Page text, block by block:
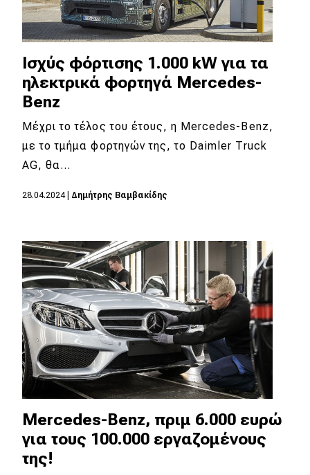
Αποστολή
Συγκρίνουμε
Αγώνες
Formula 1
WRC
Νέα
Τεχνολογία
Mobility
Σταθμοί φόρτισης
Classic
Νέα
Παρουσιάσεις
Iσχύς φόρτισης 1.000 kW για τα
ηλεκτρικά φορτηγά Mercedes-
Benz
Μέχρι το τέλος του έτους, η Mercedes-Benz,
με το τμήμα φορτηγών της, το Daimler Truck
AG, θα…
28.04.2024| Δημήτρης Βαμβακίδης
Mercedes-Benz, πριμ 6.000 ευρώ
για τους 100.000 εργαζομένους
της!